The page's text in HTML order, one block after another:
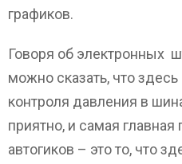
графиков.
Говоря об электронных
можно сказать, что
контроля давления в
приятно, и самая
автогиков – это то, что